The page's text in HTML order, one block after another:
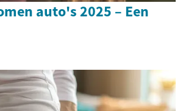
auto's 2025 – Een